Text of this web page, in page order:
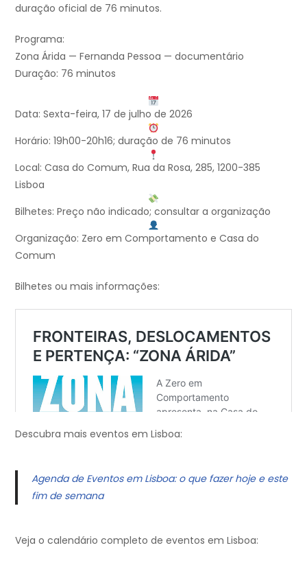
duração oficial de 76 minutos.
Programa:
Zona Árida — Fernanda Pessoa — documentário
Duração: 76 minutos
Data: Sexta-feira, 17 de julho de 2026
Horário: 19h00-20h16; duração de 76 minutos
Local: Casa do Comum, Rua da Rosa, 285, 1200-385
Lisboa
Bilhetes: Preço não indicado; consultar a organização
Organização: Zero em Comportamento e Casa do
Comum
Bilhetes ou mais informações:
Descubra mais eventos em Lisboa:
Agenda de Eventos em Lisboa: o que fazer hoje e este
fim de semana
Veja o calendário completo de eventos em Lisboa: